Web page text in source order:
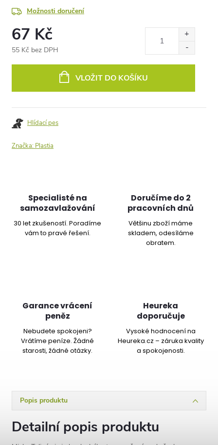
Možnosti doručení
67 Kč
55 Kč bez DPH
VLOŽIT DO KOŠÍKU
Hlídací pes
Značka: Plastia
Specialisté na
samozavlažování
30 let zkušeností. Poradíme
vám to pravé řešení.
Doručíme do 2
pracovních dnů
Většinu zboží máme
skladem, odesíláme
obratem.
Garance vrácení
peněz
Nebudete spokojeni?
Vrátíme peníze. Žádné
starosti, žádné otázky.
Heureka
doporučuje
Vysoké hodnocení na
Heureka.cz – záruka kvality
a spokojenosti.
Popis produktu
Detailní popis produktu